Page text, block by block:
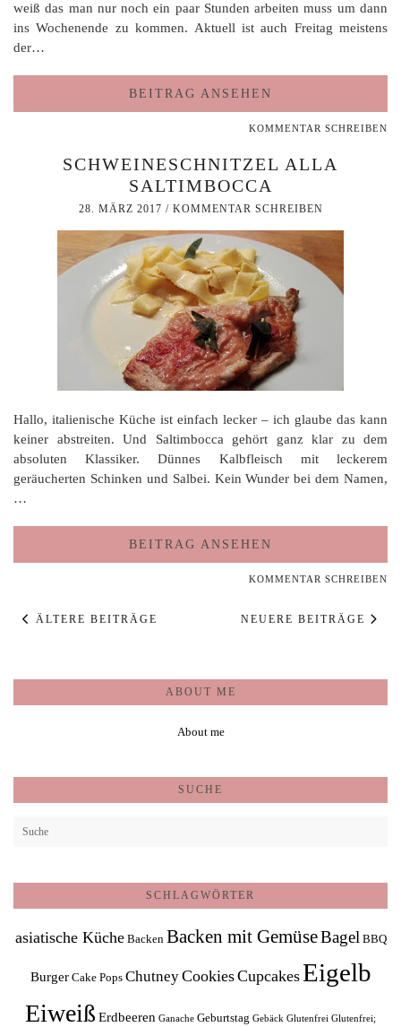
weiß das man nur noch ein paar Stunden arbeiten muss um dann
ins Wochenende zu kommen. Aktuell ist auch Freitag meistens
der…
BEITRAG ANSEHEN
KOMMENTAR SCHREIBEN
SCHWEINESCHNITZEL ALLA
SALTIMBOCCA
28. MÄRZ 2017 / KOMMENTAR SCHREIBEN
Hallo, italienische Küche ist einfach lecker – ich glaube das kann
keiner abstreiten. Und Saltimbocca gehört ganz klar zu dem
absoluten Klassiker. Dünnes Kalbfleisch mit leckerem
geräucherten Schinken und Salbei. Kein Wunder bei dem Namen,
…
BEITRAG ANSEHEN
KOMMENTAR SCHREIBEN
ÄLTERE BEITRÄGE NEUERE BEITRÄGE
ABOUT ME
About me
SUCHE
SCHLAGWÖRTER
asiatische Küche Backen Backen mit GemüseBagel BBQ
Burger Cake Pops ChutneyCookiesCupcakesEigelb
Eiweiß Erdbeeren Ganache Geburtstag Gebäck Glutenfrei Glutenfrei;